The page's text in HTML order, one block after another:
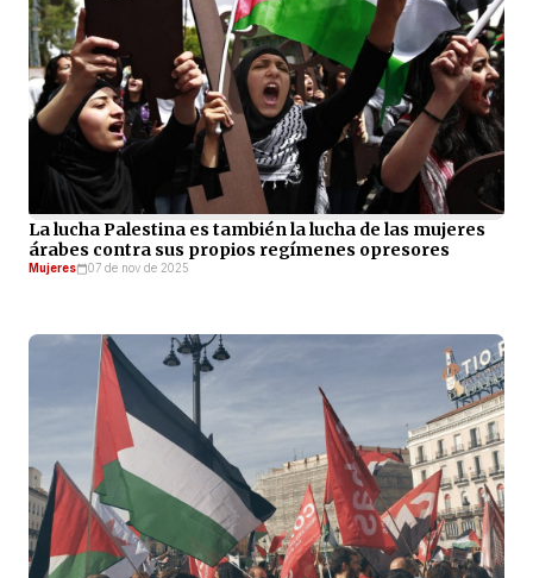
La lucha Palestina es también la lucha de las mujeres
árabes contra sus propios regímenes opresores
Mujeres 07 de nov de 2025